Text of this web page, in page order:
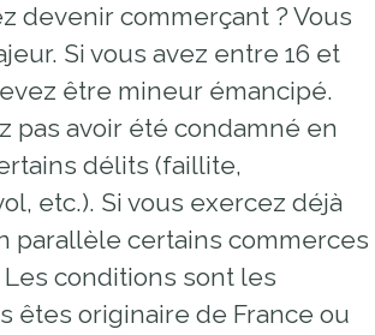
devenir commerçant ? Vous
Si vous avez entre 16 et
être mineur émancipé.
pas avoir été condamné en
délits (faillite,
etc.). Si vous exercez déjà
parallèle certains commerces
conditions sont les
êtes originaire de France ou